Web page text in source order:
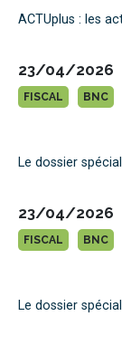
ACTUplus : les
23/04/2026
FISCAL BNC
Le dossier
23/04/2026
FISCAL BNC
Le dossier